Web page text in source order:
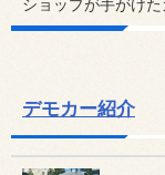
ショップが手がけ
デモカー紹介